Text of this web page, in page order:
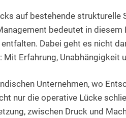
auf bestehende
bedeutet in
Dabei geht es nicht
Mit Erfahrung, Unabhängigkeit
Unternehmen, wo
nur die operative Lücke
zwischen Druck und